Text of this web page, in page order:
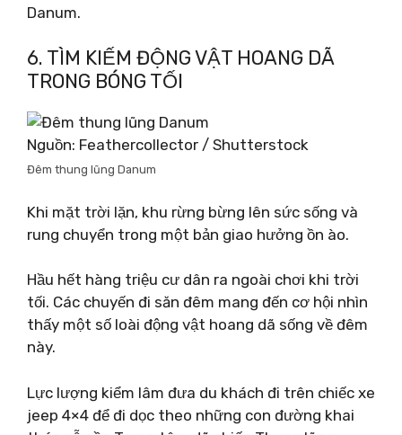
Danum.
6. TÌM KIẾM ĐỘNG VẬT HOANG DÃ
TRONG BÓNG TỐI
Nguồn: Feathercollector / Shutterstock
Đêm thung lũng Danum
Khi mặt trời lặn, khu rừng bừng lên sức sống và
rung chuyển trong một bản giao hưởng ồn ào.
Hầu hết hàng triệu cư dân ra ngoài chơi khi trời
tối. Các chuyến đi săn đêm mang đến cơ hội nhìn
thấy một số loài động vật hoang dã sống về đêm
này.
Lực lượng kiểm lâm đưa du khách đi trên chiếc xe
jeep 4×4 để đi dọc theo những con đường khai